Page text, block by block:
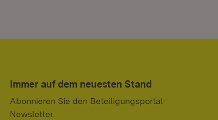
Immer auf dem neuesten Stand
Abonnieren Sie den Beteiligungsportal-
Newsletter.